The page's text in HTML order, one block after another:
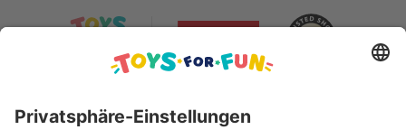
Sicher bezahlen mit: